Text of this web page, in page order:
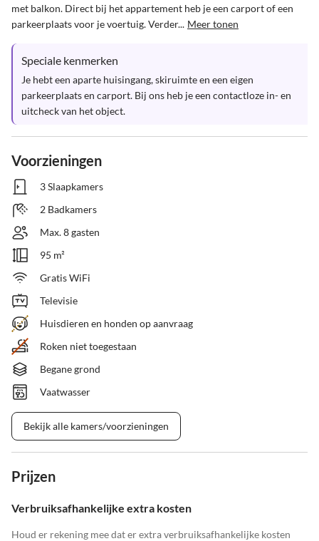
met balkon. Direct bij het appartement heb je een carport of een
parkeerplaats voor je voertuig. Verder... Meer tonen
Speciale kenmerken
Je hebt een aparte huisingang, skiruimte en een eigen
parkeerplaats en carport. Bij ons heb je een contactloze in- en
uitcheck van het object.
Voorzieningen
3 Slaapkamers
2 Badkamers
Max. 8 gasten
95 m²
Gratis WiFi
Televisie
Huisdieren en honden op aanvraag
Roken niet toegestaan
Begane grond
Vaatwasser
Bekijk alle kamers/voorzieningen
Prijzen
Verbruiksafhankelijke extra kosten
Houd er rekening mee dat er extra verbruiksafhankelijke kosten